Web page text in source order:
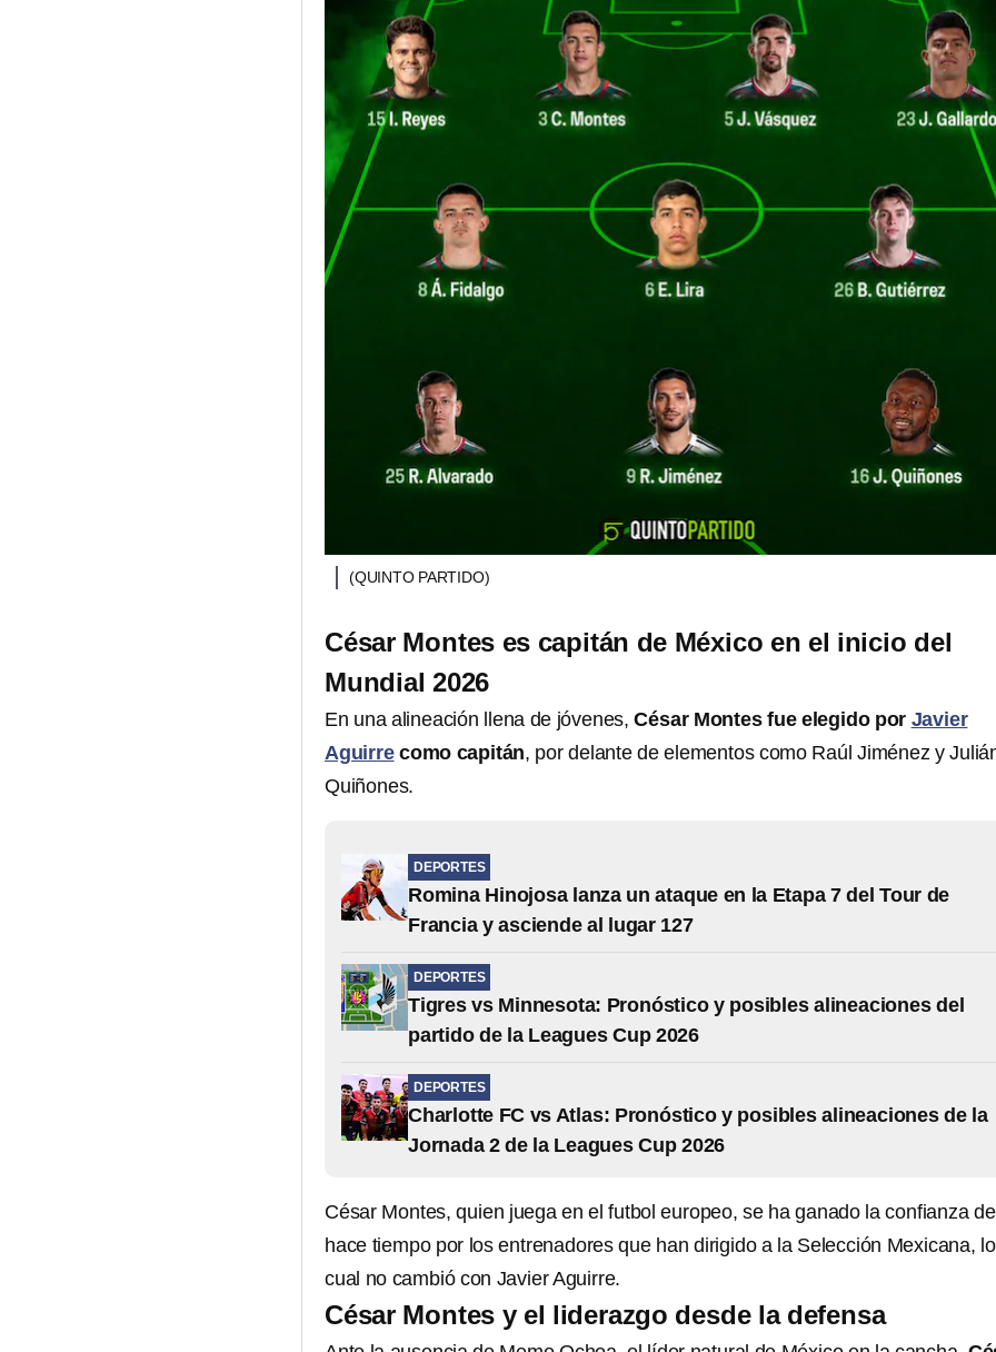
(QUINTO PARTIDO)
César Montes es capitán de México en el inicio del
Mundial 2026
En una alineación llena de jóvenes,César Montes fue elegido por Javier
Aguirrecomo capitán, por delante de elementos como Raúl Jiménez y
Quiñones.
DEPORTES
Romina Hinojosa lanza un ataque en la Etapa 7 del Tour de
Francia y asciende al lugar 127
DEPORTES
Tigres vs Minnesota: Pronóstico y posibles alineaciones del
partido de la Leagues Cup 2026
DEPORTES
Charlotte FC vs Atlas: Pronóstico y posibles alineaciones de la
Jornada 2 de la Leagues Cup 2026
César Montes, quien juega en el futbol europeo, se ha ganado la confianza
hace tiempo por los entrenadores que han dirigido a la Selección Mexicana, lo
cual no cambió con Javier Aguirre.
César Montes y el liderazgo desde la defensa